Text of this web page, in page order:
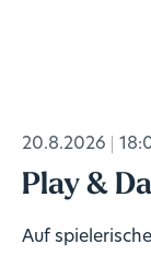
20.8.2026
Play &
Auf